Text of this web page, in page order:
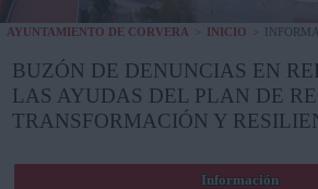
AYUDA
AYUNTAMIENTO DE CORVERA INICIO
BUZÓN DE DENUNCIAS EN
LAS AYUDAS DEL PLAN DE
TRANSFORMACIÓN Y
Información